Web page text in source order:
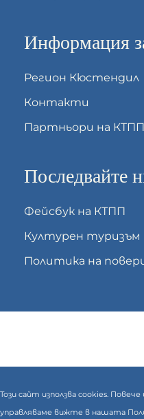
Информация
Регион Кюстендил
Контакти
Партньори на КТПП
Последвайте
Фейсбук на КТПП
Културен туризъм
Политика на
Този сайт използва cookies.
управляваме вижте в нашата